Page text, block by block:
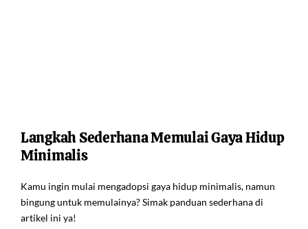
Langkah Sederhana Memulai Gaya Hidup
Minimalis
Kamu ingin mulai mengadopsi gaya hidup minimalis, namun
bingung untuk memulainya? Simak panduan sederhana di
artikel ini ya!